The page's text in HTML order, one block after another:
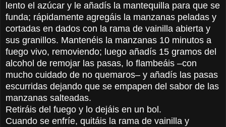
lento el azúcar y le añadís la mantequilla para que se
funda; rápidamente agregáis la manzanas peladas y
cortadas en dados con la rama de vainilla abierta y
sus granillos. Mantenéis la manzanas 10 minutos a
fuego vivo, removiendo; luego añadís 15 gramos del
alcohol de remojar las pasas, lo flambeáis –con
mucho cuidado de no quemaros– y añadís las pasas
escurridas dejando que se empapen del sabor de las
manzanas salteadas.
Retiráis del fuego y lo dejáis en un bol.
Cuando se enfríe, quitáis la rama de vainilla y